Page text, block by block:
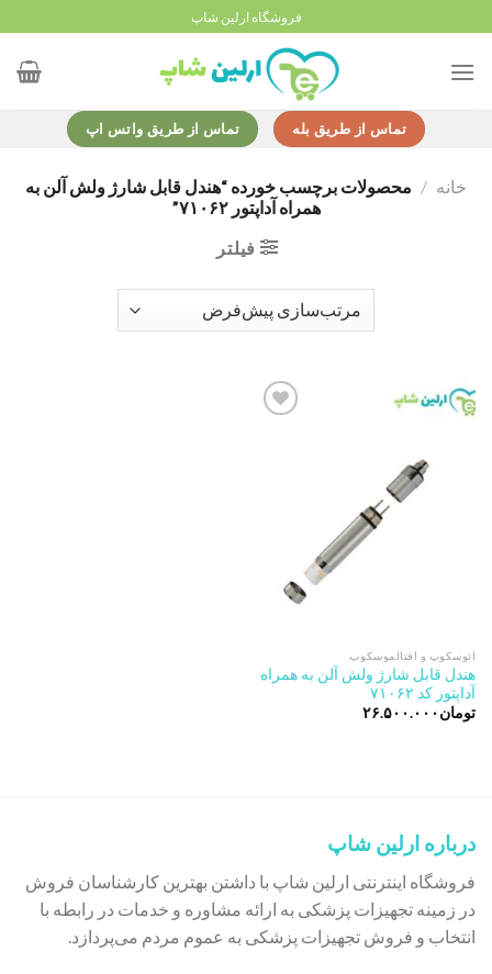
to
content
فروشگاه ارلین شاپ
تماس از طریق بله تماس از طریق واتس اپ
خانه / محصولات برچسب خورده “هندل قابل شارژ ولش آلن به
همراه آداپتور ۷۱۰۶۲”
فیلتر
اتوسکوپ و افتالموسکوپ
هندل قابل شارژ ولش آلن به همراه
آداپتور کد ۷۱۰۶۲
تومان ۲۶.۵۰۰.۰۰۰
درباره ارلین شاپ
فروشگاه اینترنتی ارلین شاپ با داشتن بهترین کارشناسان فروش
در زمینه تجهیزات پزشکی به ارائه مشاوره و خدمات در رابطه با
انتخاب و فروش تجهیزات پزشکی به عموم مردم می‌پردازد.